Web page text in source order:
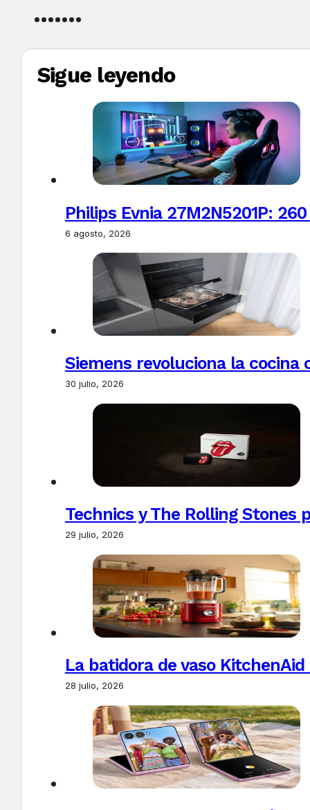
Sigue leyendo
Philips Evnia 27M2N5201P:
6 agosto, 2026
Siemens revoluciona la
30 julio, 2026
Technics y The Rolling Stones
29 julio, 2026
La batidora de vaso
28 julio, 2026